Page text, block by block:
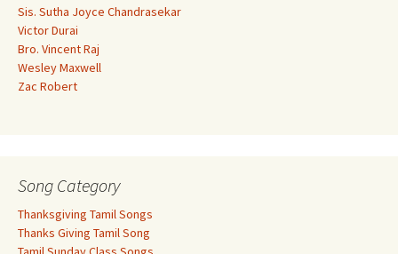
Sis. Sutha Joyce Chandrasekar
Victor Durai
Bro. Vincent Raj
Wesley Maxwell
Zac Robert
Song Category
Thanksgiving Tamil Songs
Thanks Giving Tamil Song